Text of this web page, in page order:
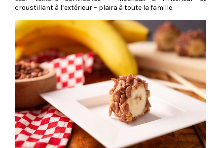
croustillant à l’extérieur – plaira à toute la famille.